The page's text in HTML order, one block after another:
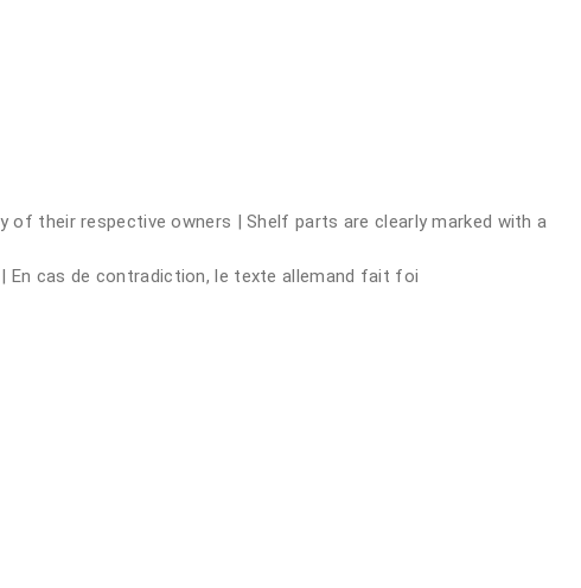
of their respective owners | Shelf parts are clearly marked with a
En cas de contradiction, le texte allemand fait foi